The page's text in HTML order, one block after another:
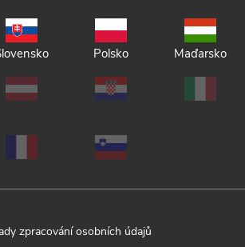
Polsko Maďarsko
zpracování osobních údajů